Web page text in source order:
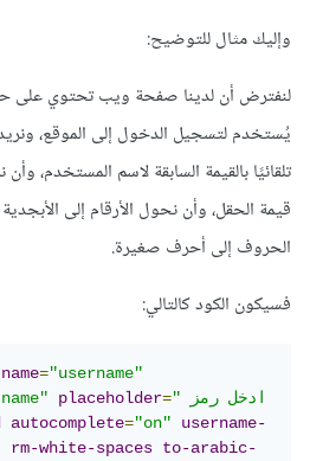
وإليك مثال للتوضيح:
لنفترض أن لدينا صفحة ويب تحتوي على
يُستخدم لتسجيل الدخول إلى الموقع،
تلقائيًا بالقيمة السابقة لاسم المستخدم،
قيمة الحقل، وأن نحول الأرقام إلى
الحروف إلى أحرف صغيرة.
فسيكون الكود كالتالي:
name="username"
placeholder="ادخل رمز
autocomplete="on"
username-
rm-white-spaces
to-arabic-